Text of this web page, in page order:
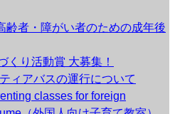
齢者・障がい者のための成年後
くり活動賞 大募集！
ィアバスの運行について
classes for foreign